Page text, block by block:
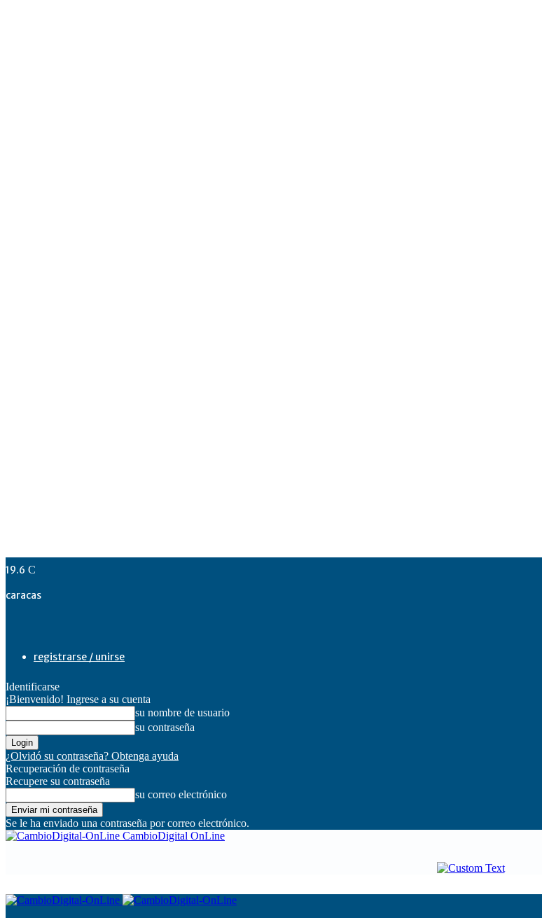
19.6 C
caracas
registrarse / unirse
Identificarse
¡Bienvenido! Ingrese a su cuenta
su nombre de usuario
su contraseña
¿Olvidó su contraseña? Obtenga ayuda
Recuperación de contraseña
Recupere su contraseña
su correo electrónico
Se le ha enviado una contraseña por correo electrónico.
CambioDigital OnLine